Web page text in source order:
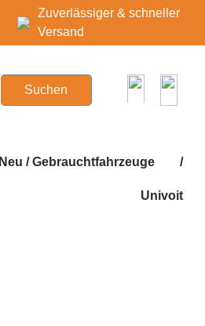
Zuverlässiger & schneller
Versand
Suchen
Neu / Gebrauchtfahrzeuge /
Univoit